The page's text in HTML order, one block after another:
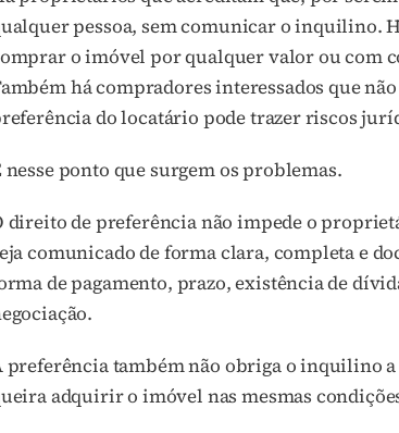
pessoa, sem comunicar o inquilino.
o imóvel por qualquer valor ou com
há compradores interessados que
do locatário pode trazer riscos
nesse ponto que surgem os problemas.
direito de preferência não impede o
comunicado de forma clara, completa e
de pagamento, prazo, existência de
preferência também não obriga o inquilino
adquirir o imóvel nas mesmas